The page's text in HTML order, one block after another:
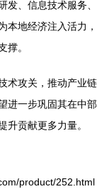
、信息技术服务、
本地经济注入活力，
撑。
术攻关，推动产业链
进一步巩固其在中部
升贡献更多力量。
product/252.html